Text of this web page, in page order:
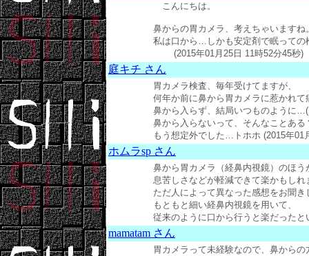
こんにちは。
鼻からの胃カメラ、考えちゃいますね
私は口から…しかも安定剤で眠っての
(2015年01月25日 11時52分45秒)
庭キチ さん
胃カメラ検査、毎年受けてますが、
何年か前に鼻から胃カメラに惹かれ
鼻から入らず、結局いつものように
鼻から入らないって、そんなことある
もう想定外でした…トホホ (2015年01
ホムラsp さん
鼻から胃カメラ（経鼻内視鏡）のほう
息苦しさなどが軽減できて楽かもしれ
ただ人によって異なった感想をお聞き
もともと細い経鼻内視鏡を用いて、
従来のように口から行うと楽だった
mamatam さん
胃カメラって未経験なので、鼻から